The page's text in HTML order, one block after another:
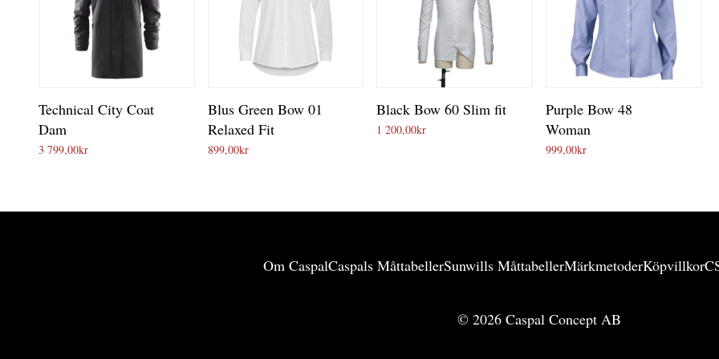
Technical City Coat
Dam
3 799,00kr
Blus Green Bow 01
Relaxed Fit
899,00kr
Black Bow 60 Slim fit
1 200,00kr
Purple Bow 48
Woman
999,00kr
Om CaspalCaspals MåttabellerSunwills MåttabellerMärkmetoderKöpvillkor
© 2026 Caspal Concept AB